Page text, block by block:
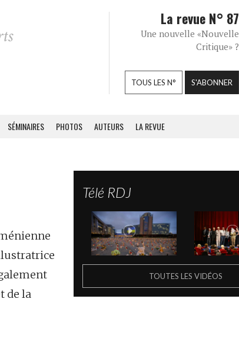
La revue N° 87
Une nouvelle «Nouvelle
Critique» ?
TOUS LES N° S'ABONNER
SÉMINAIRES PHOTOS AUTEURS LA REVUE
de la
Télé RDJ
TOUTES LES VIDÉOS